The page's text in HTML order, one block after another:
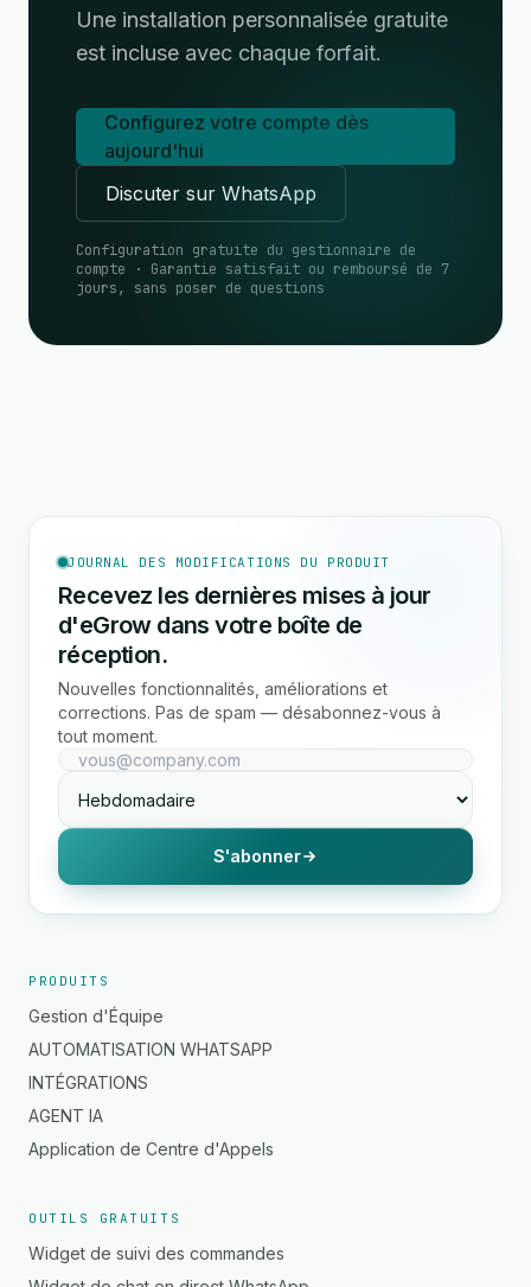
Une installation personnalisée gratuite
est incluse avec chaque forfait.
Configurez votre compte dès
aujourd'hui
Discuter sur WhatsApp
Configuration gratuite du gestionnaire de
compte · Garantie satisfait ou remboursé de 7
jours, sans poser de questions
JOURNAL DES MODIFICATIONS DU PRODUIT
Recevez les dernières mises à jour
d'eGrow dans votre boîte de
réception.
Nouvelles fonctionnalités, améliorations et
corrections. Pas de spam — désabonnez-vous à
tout moment.
S'abonner
PRODUITS
Gestion d'Équipe
AUTOMATISATION WHATSAPP
INTÉGRATIONS
AGENT IA
Application de Centre d'Appels
OUTILS GRATUITS
Widget de suivi des commandes